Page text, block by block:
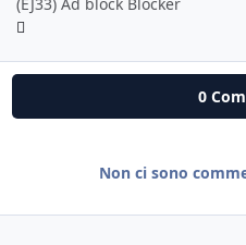
0
Non ci sono